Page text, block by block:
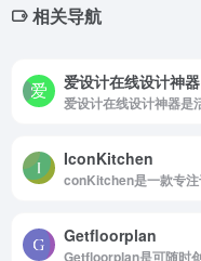
相关导航
爱设计在线设计神器
IconKitchen
Getfloorplan